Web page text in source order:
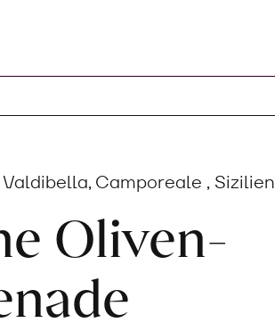
Camporeale , Sizilien
Oliven-